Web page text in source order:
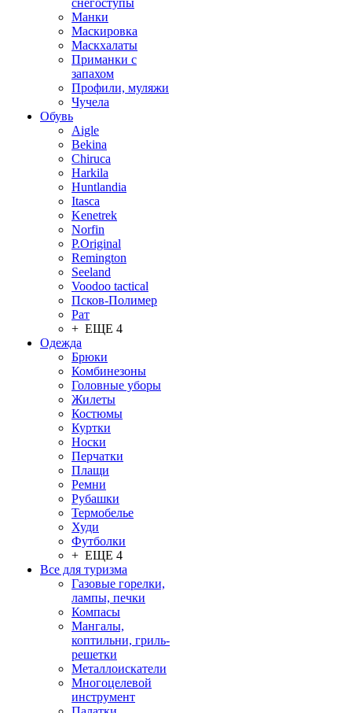
снегоступы
Манки
Маскировка
Маскхалаты
Приманки с
запахом
Профили, муляжи
Чучела
Обувь
Aigle
Bekina
Chiruсa
Harkila
Huntlandia
Itasca
Kenetrek
Norfin
P.Original
Remington
Seeland
Voodoo tactical
Псков-Полимер
Рат
+ ЕЩЕ 4
Одежда
Брюки
Комбинезоны
Головные уборы
Жилеты
Костюмы
Куртки
Носки
Перчатки
Плащи
Ремни
Рубашки
Термобелье
Худи
Футболки
+ ЕЩЕ 4
Все для туризма
Газовые горелки,
лампы, печки
Компасы
Мангалы,
коптильни, гриль-
решетки
Металлоискатели
Многоцелевой
инструмент